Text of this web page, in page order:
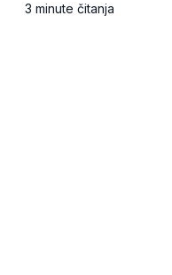
3 minute čitanja